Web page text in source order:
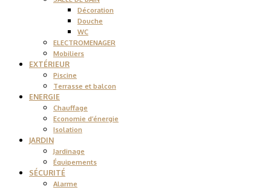
Décoration
Douche
WC
ELECTROMENAGER
Mobiliers
EXTÉRIEUR
Piscine
Terrasse et balcon
ENERGIE
Chauffage
Economie d’énergie
Isolation
JARDIN
Jardinage
Équipements
SÉCURITÉ
Alarme